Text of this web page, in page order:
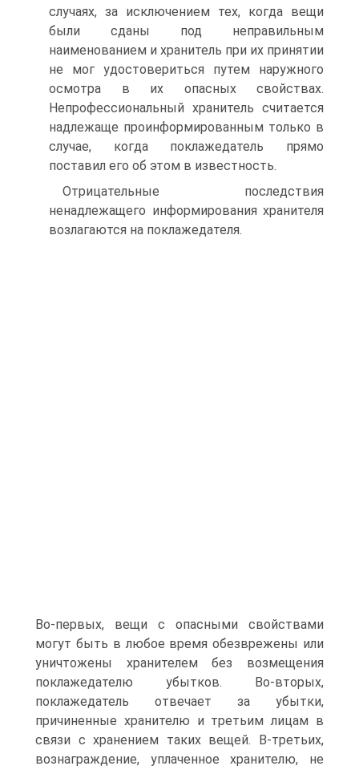
случаях, за исключением тех, когда вещи
были сданы под неправильным
наименованием и хранитель при их принятии
не мог удостовериться путем наружного
осмотра в их опасных свойствах.
Непрофессиональный хранитель считается
надлежаще проинформированным только в
случае, когда поклажедатель прямо
поставил его об этом в известность.
Отрицательные последствия
ненадлежащего информирования хранителя
возлагаются на поклажедателя.
Во-первых, вещи с опасными свойствами
могут быть в любое время обезврежены или
уничтожены хранителем без возмещения
поклажедателю убытков. Во-вторых,
поклажедатель отвечает за убытки,
причиненные хранителю и третьим лицам в
связи с хранением таких вещей. В-третьих,
вознаграждение, уплаченное хранителю, не